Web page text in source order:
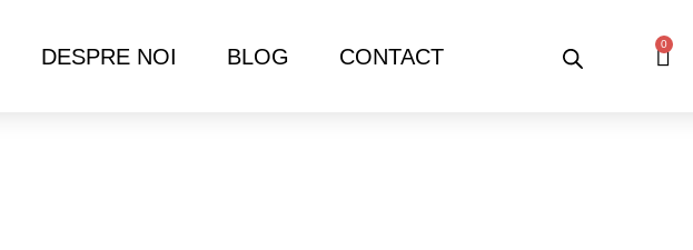
DESPRE NOI BLOG CONTACT
0